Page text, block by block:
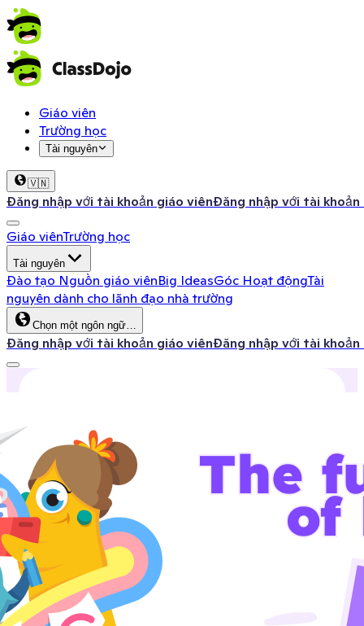
Giáo viên
Trường học
Tài nguyên
🇻🇳
Đăng nhập với tài khoản giáo viênĐăng nhập với tài khoản
Giáo viênTrường học
Tài nguyên
Đào tạo Nguồn giáo viênBig IdeasGóc Hoạt độngTài
nguyên dành cho lãnh đạo nhà trường
Chọn một ngôn ngữ…
Đăng nhập với tài khoản giáo viênĐăng nhập với tài khoản